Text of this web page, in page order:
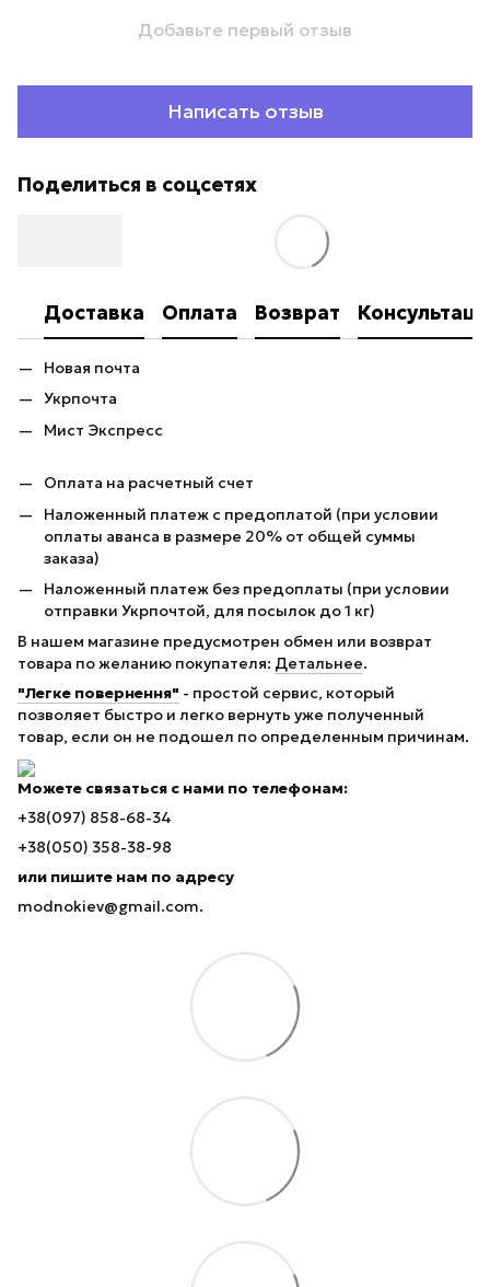
Добавьте первый отзыв
Написать отзыв
Поделиться в соцсетях
Доставка Оплата Возврат
Новая почта
Укрпочта
Мист Экспресс
Оплата на расчетный счет
Наложенный платеж с предоплатой (при условии
оплаты аванса в размере 20% от общей суммы
заказа)
Наложенный платеж без предоплаты (при условии
отправки Укрпочтой, для посылок до 1 кг)
В нашем магазине предусмотрен обмен или возврат
товара по желанию покупателя: Детальнее.
"Легке повернення" - простой сервис, который
позволяет быстро и легко вернуть уже полученный
товар, если он не подошел по определенным причинам.
Можете связаться с нами по телефонам:
+38(097) 858-68-34
+38(050) 358-38-98
или пишите нам по адресу
modnokiev@gmail.com.